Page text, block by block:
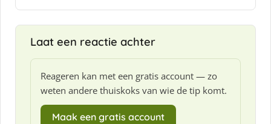
:
Laat een reactie achter
Reageren kan met een gratis account — zo
weten andere thuiskoks van wie de tip komt.
Maak een gratis account